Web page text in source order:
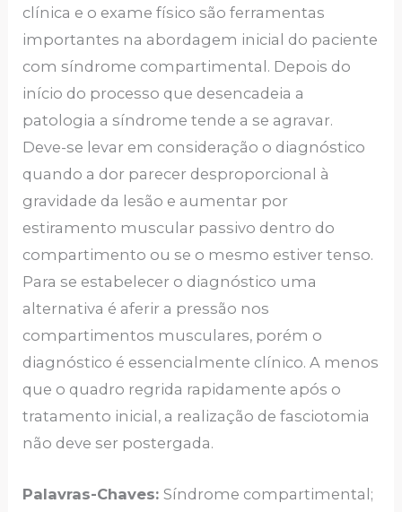
clínica e o exame físico são ferramentas
importantes na abordagem inicial do paciente
com síndrome compartimental. Depois do
início do processo que desencadeia a
patologia a síndrome tende a se agravar.
Deve-se levar em consideração o diagnóstico
quando a dor parecer desproporcional à
gravidade da lesão e aumentar por
estiramento muscular passivo dentro do
compartimento ou se o mesmo estiver tenso.
Para se estabelecer o diagnóstico uma
alternativa é aferir a pressão nos
compartimentos musculares, porém o
diagnóstico é essencialmente clínico. A menos
que o quadro regrida rapidamente após o
tratamento inicial, a realização de fasciotomia
não deve ser postergada.
Palavras-Chaves:Síndrome compartimental;